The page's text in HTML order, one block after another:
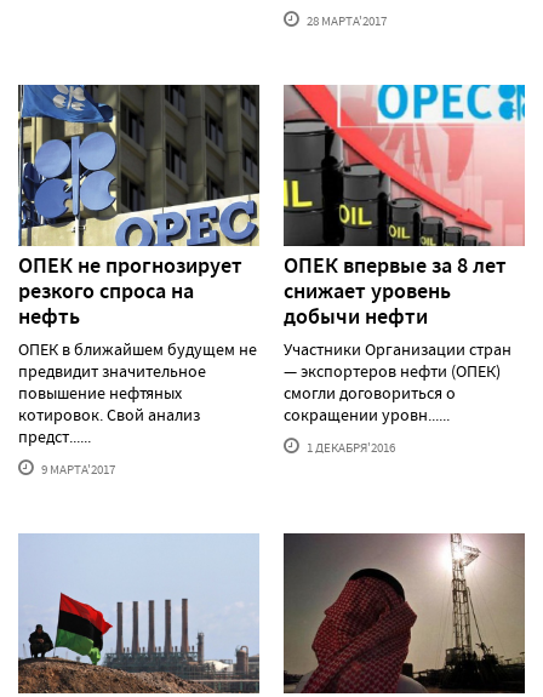
28 МАРТА'2017
ОПЕК не прогнозирует
резкого спроса на
нефть
ОПЕК в ближайшем будущем не
предвидит значительное
повышение нефтяных
котировок. Свой анализ
предст......
9 МАРТА'2017
ОПЕК впервые за 8 лет
снижает уровень
добычи нефти
Участники Организации стран
— экспортеров нефти (ОПЕК)
смогли договориться о
сокращении уровн......
1 ДЕКАБРЯ'2016